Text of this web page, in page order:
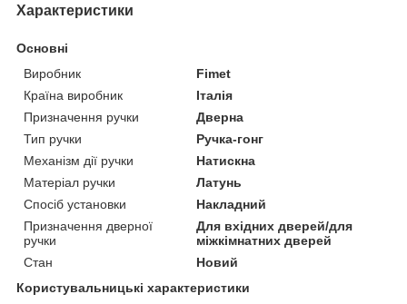
Характеристики
Основні
Виробник
Fimet
Країна виробник
Італія
Призначення ручки
Дверна
Тип ручки
Ручка-гонг
Механізм дії ручки
Натискна
Матеріал ручки
Латунь
Спосіб установки
Накладний
Призначення дверної
ручки
Для вхідних дверей/для
міжкімнатних дверей
Стан
Новий
Користувальницькі характеристики